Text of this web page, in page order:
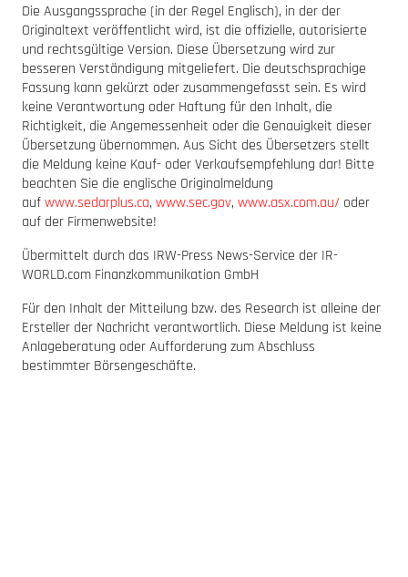
Die Ausgangssprache (in der Regel Englisch), in der der
Originaltext veröffentlicht wird, ist die offizielle, autorisierte
und rechtsgültige Version. Diese Übersetzung wird zur
besseren Verständigung mitgeliefert. Die deutschsprachige
Fassung kann gekürzt oder zusammengefasst sein. Es wird
keine Verantwortung oder Haftung für den Inhalt, die
Richtigkeit, die Angemessenheit oder die Genauigkeit dieser
Übersetzung übernommen. Aus Sicht des Übersetzers stellt
die Meldung keine Kauf- oder Verkaufsempfehlung dar! Bitte
beachten Sie die englische Originalmeldung
aufwww.sedarplus.ca, www.sec.gov, www.asx.com.au/ oder
auf der Firmenwebsite!
Übermittelt durch das IRW-Press News-Service der IR-
WORLD.com Finanzkommunikation GmbH
Für den Inhalt der Mitteilung bzw. des Research ist alleine der
Ersteller der Nachricht verantwortlich. Diese Meldung ist keine
Anlageberatung oder Aufforderung zum Abschluss
bestimmter Börsengeschäfte.